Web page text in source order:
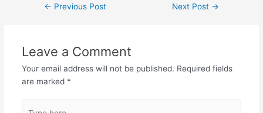
Post← Previous Post Next Post →
Leave a Comment
Your email address will not be published. Required fields
are marked *